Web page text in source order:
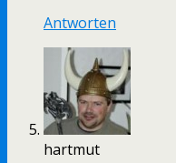
Antworten
hartmut